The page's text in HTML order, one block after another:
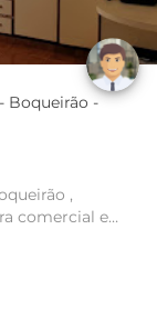
,
comercial e